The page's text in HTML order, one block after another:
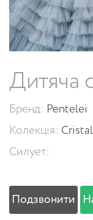
Дитяча
Бренд: Pentelei
Колекція: Cristal
Силует:
Подзвонити